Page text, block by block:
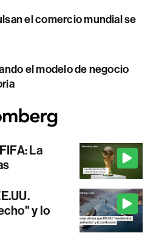
el comercio mundial se
el modelo de negocio
La
y lo